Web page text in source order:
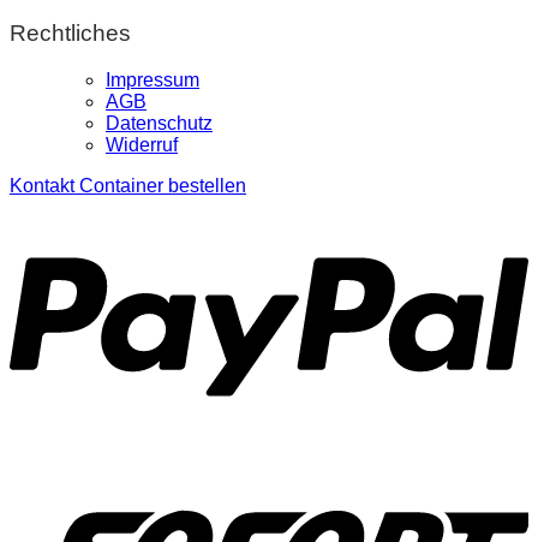
Rechtliches
Impressum
AGB
Datenschutz
Widerruf
Kontakt Container bestellen